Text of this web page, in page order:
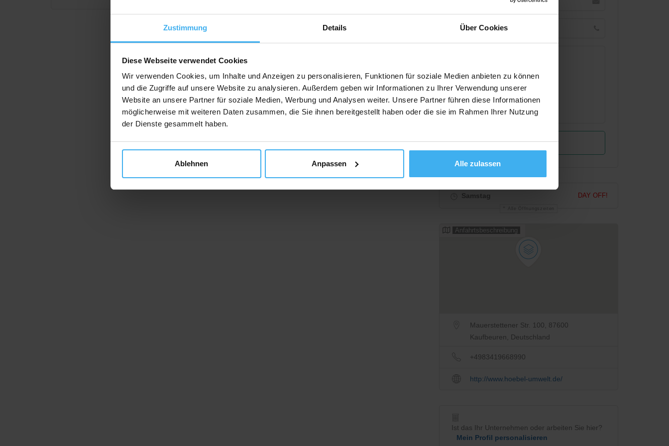
Zustimmung Details Über Cookies
Diese Webseite verwendet Cookies
Wir verwenden Cookies, um Inhalte und Anzeigen zu personalisieren, Funktionen für soziale Medien anbieten zu können
und die Zugriffe auf unsere Website zu analysieren. Außerdem geben wir Informationen zu Ihrer Verwendung unserer
Website an unsere Partner für soziale Medien, Werbung und Analysen weiter. Unsere Partner führen diese Informationen
möglicherweise mit weiteren Daten zusammen, die Sie ihnen bereitgestellt haben oder die sie im Rahmen Ihrer Nutzung
der Dienste gesammelt haben.
Ablehnen Anpassen Alle zulassen
Samstag DAY OFF!
Anfahrtsbeschreibung
Mauerstettener Str. 100, 87600
Kaufbeuren, Deutschland
+4983419668990
http://www.hoebel-umwelt.de/
Ist das Ihr Unternehmen oder arbeiten Sie hier?
Mein Profil personalisieren